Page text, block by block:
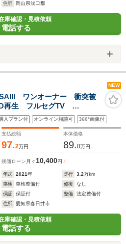
住所
岡山県浅口郡
庫確認・見積依頼
電話する
NEW
ワンオーナー 衝突被
再生 フルセグTV
ダー 純正アルミホイール
キー2個 ETC バックモニ
入プラン付 オンライン相談可 360°画像付
支払総額
97.2万円
本体価格
89.0万円
残価ローン 月々 10,400円
年式 2021年 走行 3.2万km
車検
車検整備付 修復
なし
保証
保証付 整備
法定整備付
住所
愛知県春日井市
庫確認・見積依頼
電話する